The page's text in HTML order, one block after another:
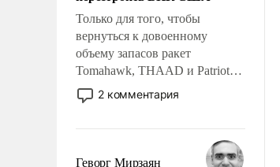
Только для того, чтобы
вернуться к довоенному
объему запасов ракет
Tomahawk, THAAD и Patriot
США потребуется более трех
лет. Даже небольшая война с
Сложившаяся ситуация
2 комментария
Геворг Мирзаян